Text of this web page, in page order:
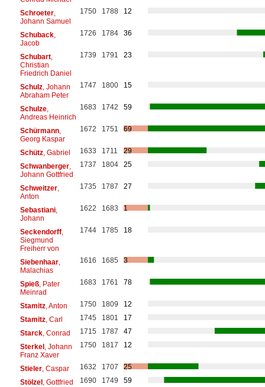
Schroeter,
Johann Samuel
1750 1788 12
Schuback,
Jacob
1726 1784 36
Schubart,
Christian
Friedrich Daniel
1739 1791 23
Schulz, Johann
Abraham Peter
1747 1800 15
Schulze,
Andreas Heinrich
1683 1742 59
Schürmann,
Georg Kaspar
1672 1751 69
Schütz, Gabriel 1633 1711
29
Schwanberger,
Johann Gottfried
1737 1804 25
Schweitzer,
Anton
1735 1787 27
Sebastiani,
Johann
1622 1683 1
Seckendorff,
Siegmund
Freiherr von
1744 1785 18
Siebenhaar,
Malachias
1616 1685 3
Spieß, Pater
Meinrad
1683 1761 78
Stamitz, Anton 1750 1809
12
Stamitz, Carl 1745 1801
17
Starck, Conrad 1715 1787
47
Sterkel, Johann
Franz Xaver
1750 1817 12
Stieler, Caspar 1632 1707
25
Stölzel, Gottfried
1690 1749 59